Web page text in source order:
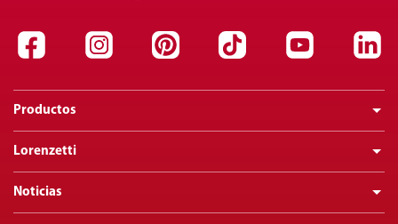
Productos
Lorenzetti
Noticias